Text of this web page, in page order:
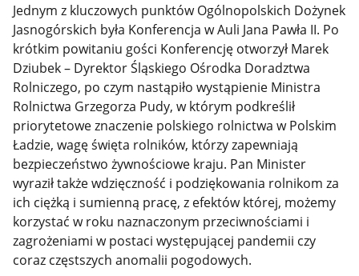
Jednym z kluczowych punktów Ogólnopolskich Dożynek
Jasnogórskich była Konferencja w Auli Jana Pawła II. Po
krótkim powitaniu gości Konferencję otworzył Marek
Dziubek – Dyrektor Śląskiego Ośrodka Doradztwa
Rolniczego, po czym nastąpiło wystąpienie Ministra
Rolnictwa Grzegorza Pudy, w którym podkreślił
priorytetowe znaczenie polskiego rolnictwa w Polskim
Ładzie, wagę święta rolników, którzy zapewniają
bezpieczeństwo żywnościowe kraju. Pan Minister
wyraził także wdzięczność i podziękowania rolnikom za
ich ciężką i sumienną pracę, z efektów której, możemy
korzystać w roku naznaczonym przeciwnościami i
zagrożeniami w postaci występującej pandemii czy
coraz częstszych anomalii pogodowych.